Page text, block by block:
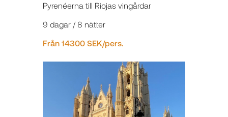
Pyrenéerna till Riojas vingårdar
9 dagar / 8 nätter
Från 14300 SEK/pers.